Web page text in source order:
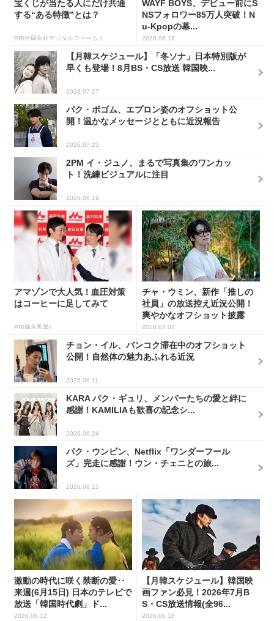
宝くじが当たる人にだけ共通
する“ある特徴”とは？
PR(合同会社デジタルファーム )
WAYF BOYS、デビュー前にS
NSフォロワー85万人突破！N
u-Kpopの幕...
2026.06.18
【月韓スケジュール】「冬ソナ」日本特別版が
早くも登場！8月BS・CS放送 韓国映...
2026.07.27
パク・ボゴム、エプロン姿のオフショット公
開！温かなメッセージとともに近況報告
2026.07.23
2PM イ・ジュノ、まるで写真集のワンカッ
ト！洗練ビジュアルに注目
2026.06.19
アマゾンで大人気！血圧対策
はコーヒーに足してみて
PR(森永乳業)
チャ・ウミン、新作「推しの
社員」の放送控え近況公開！
爽やかなオフショット披露
2026.07.02
チョン・イル、バンコク滞在中のオフショット
公開！自然体の魅力あふれる近況
2026.06.11
KARA パク・ギュリ、メンバーたちの愛と絆に
感謝！KAMILIAも歓喜の記念シ...
2026.06.24
パク・ウンビン、Netflix「ワンダーフール
ズ」完走に感謝！ウン・チェニとの旅...
2026.06.15
激動の時代に咲く禁断の愛‥
来週(6月15日) 日本のテレビで
放送「韓国時代劇」ド...
2026.06.12
【月韓スケジュール】韓国映
画ファン必見！2026年7月B
S・CS放送情報(全96...
2026.06.18